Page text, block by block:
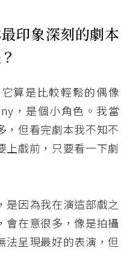
印象深刻的劇本
算是比較輕鬆的偶像
，是個小角色。我當
，但看完劇本我不知不
上戲前，只要看一下劇
是因為我在演這部戲之
會在意很多，像是拍攝
法呈現最好的表演，但